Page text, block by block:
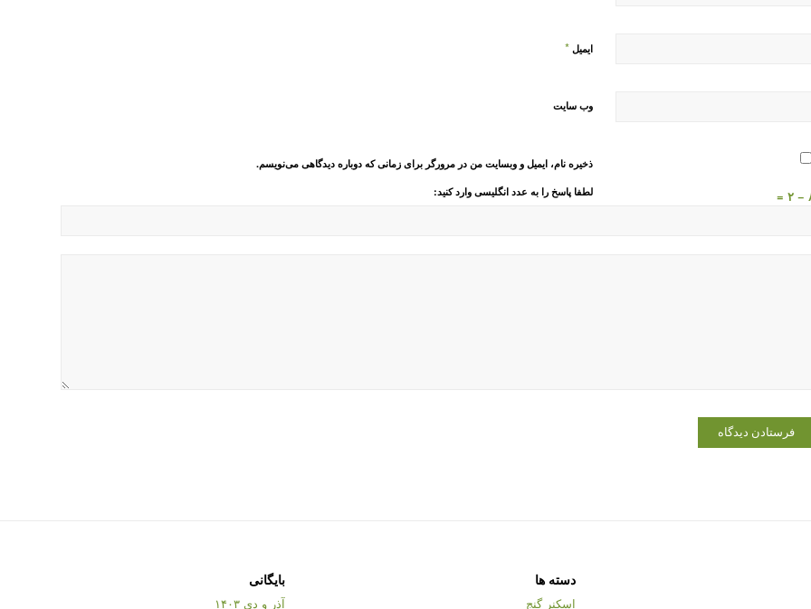
ایمیل *
وب‌ سایت
ذخیره نام، ایمیل و وبسایت من در مرورگر برای زمانی که دوباره دیدگاهی می‌نویسم.
لطفا پاسخ را به عدد انگلیسی وارد کنید: =
دسته ها
اسکنر گنج
بایگانی
آذر و دی ۱۴۰۳